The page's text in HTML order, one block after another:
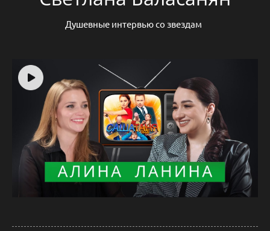
Душевные интервью со звездам